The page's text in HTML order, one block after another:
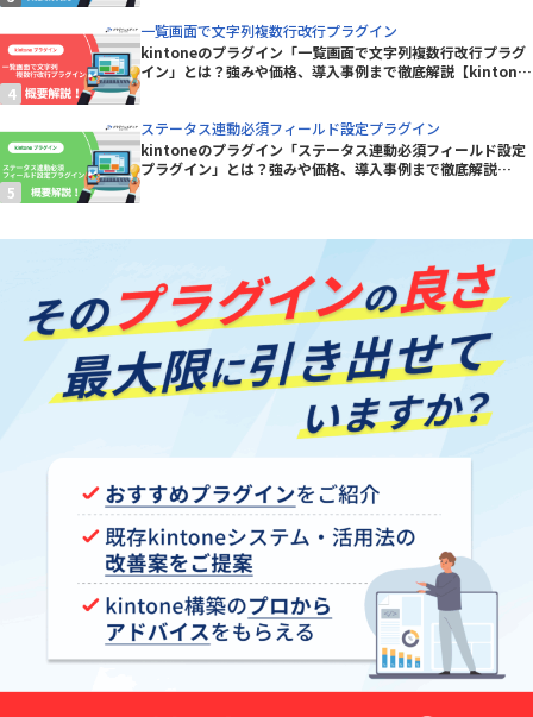
一覧画面で文字列複数行改行プラグイン
kintoneのプラグイン「一覧画面で文字列複数行改行プラグ
イン」とは？強みや価格、導入事例まで徹底解説【kintone
ステータス連動必須フィールド設定プラグイン
kintoneのプラグイン「ステータス連動必須フィールド設定
プラグイン」とは？強みや価格、導入事例まで徹底解説